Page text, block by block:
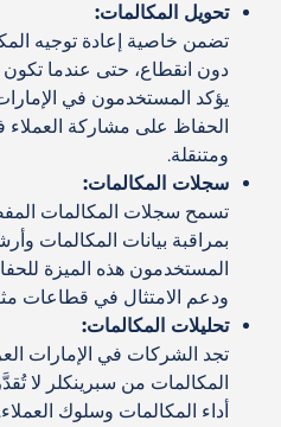
تحويل المكالمات:
تضمن خاصية إعادة توجيه
دون انقطاع، حتى عندما
يؤكد المستخدمون في
الحفاظ على مشاركة العملاء
ومتنقلة.
سجلات المكالمات:
تسمح سجلات المكالمات
بمراقبة بيانات المكالمات
المستخدمون هذه الميزة
ودعم الامتثال في قطاعات
تحليلات المكالمات:
تجد الشركات في الإمارات
المكالمات من سبرينكلر لا
أداء المكالمات وسلوك